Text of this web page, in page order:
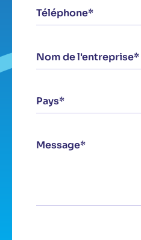
Téléphone*
Nom de l'entreprise*
Pays*
Message*